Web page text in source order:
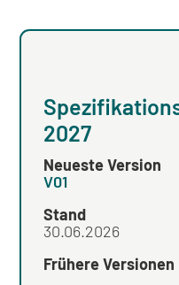
2027
Neueste Version
V01
Stand
30.06.2026
Frühere Versionen